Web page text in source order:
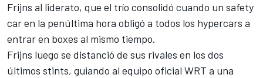
Frijns al liderato, que el trío consolidó cuando un safety
car en la penúltima hora obligó a todos los hypercars a
entrar en boxes al mismo tiempo.
Frijns luego se distanció de sus rivales en los dos
últimos stints, guiando al equipo oficial WRT a una